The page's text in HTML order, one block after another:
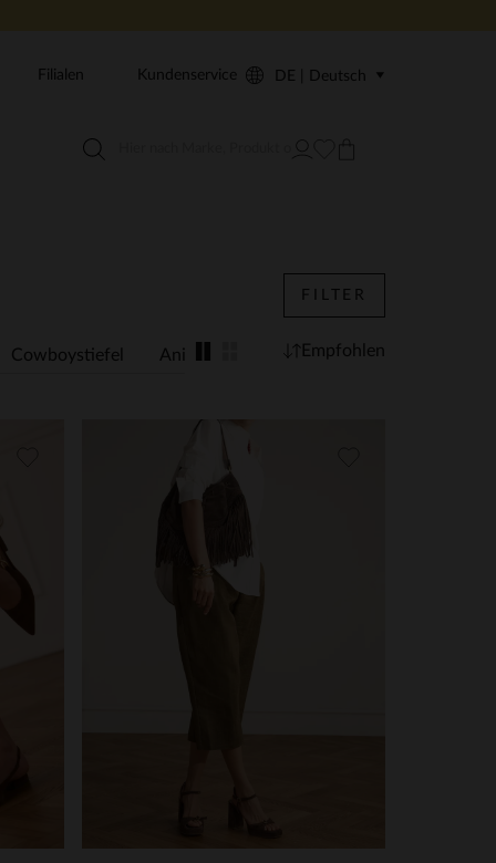
Filialen Kundenservice DE | Deutsch
Cowboystiefel Animal Print
FILTER
Empfohlen